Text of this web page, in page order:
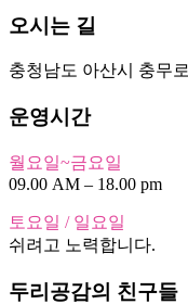
오시는 길
충청남도 아산시 충무
운영시간
월요일~금요일
09.00 AM – 18.00 pm
토요일 / 일요일
쉬려고 노력합니다.
두리공감의 친구들